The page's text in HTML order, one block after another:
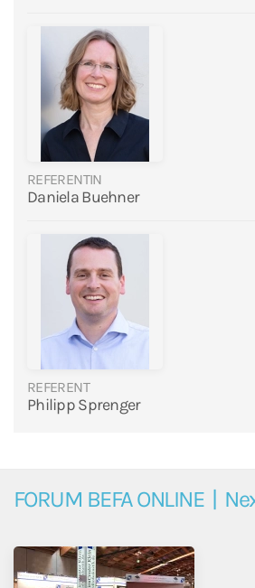
REFERENTIN
Daniela Buehner
REFERENT
Philipp Sprenger
FORUM BEFA ONLINE |